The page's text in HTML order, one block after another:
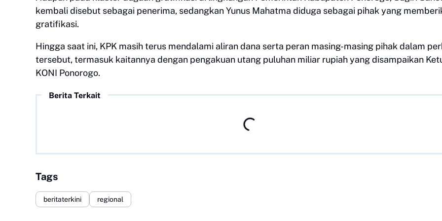
kembali disebut sebagai penerima, sedangkan Yunus Mahatma diduga sebagai pihak yang
gratifikasi.
Hingga saat ini, KPK masih terus mendalami aliran dana serta peran masing-masing pihak dalam
tersebut, termasuk kaitannya dengan pengakuan utang puluhan miliar rupiah yang disampaikan
KONI Ponorogo.
Berita Terkait
Tags
beritaterkini regional